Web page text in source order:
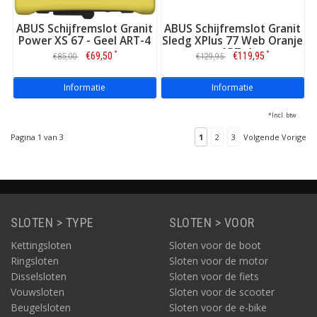
ABUS Schijfremslot Granit
Power XS 67 - Geel ART-4
€85,00 €69,50 *
Informatie
ABUS Schijfremslot Granit
Sledg XPlus 77 Web Oranje
- ART-4
€129,95 €119,95 *
Informatie
*Incl. btw
Pagina 1 van 3 1 2 3 Volgende Vorige
SLOTEN > TYPE
Kettingsloten
Ringsloten
Disselsloten
Vouwsloten
Beugelsloten
SLOTEN > VOOR
Sloten voor de boot
Sloten voor de motor
Sloten voor de fiets
Sloten voor de scooter
Sloten voor de e-bike